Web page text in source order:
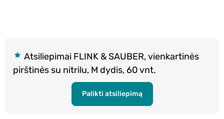
Atsiliepimai FLINK & SAUBER, vienkartinės
pirštinės su nitrilu, M dydis, 60 vnt.
Palikti atsiliepimą